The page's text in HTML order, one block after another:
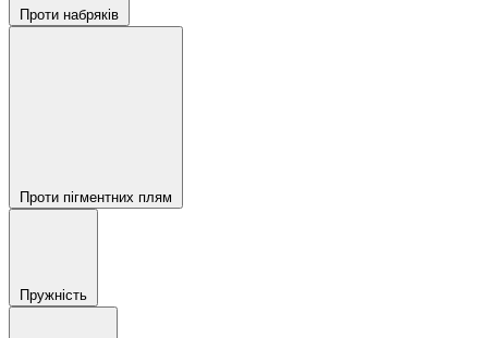
Проти набряків
Проти пігментних плям
Пружність